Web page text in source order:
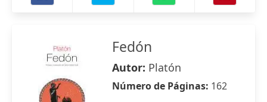
Fedón
Autor: Platón
Número de Páginas: 162